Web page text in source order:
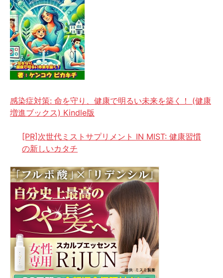
感染症対策: 命を守り、健康で明るい未来を築く！ (健康
増進ブックス) Kindle版
[PR]次世代ミストサプリメント IN MIST: 健康習慣
の新しいカタチ